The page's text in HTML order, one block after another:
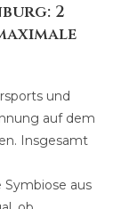
2
und
auf dem
Insgesamt
Symbiose aus